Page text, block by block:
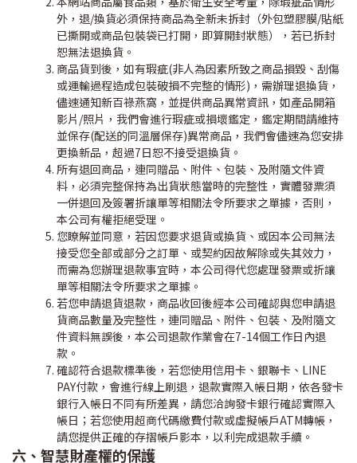
外，退/換貨必須保持商品為全新未拆封（外包塑膠膜/貼紙
已撕開或商品包裝袋已打開，即算開封狀態），若已拆封
恕無法退換貨。
商品貨到後，如有瑕疵(非人為因素所致之商品損毀、刮傷
或運輸過程造成包裝破損不完整的情形) ，需辦理退換貨，
儘速通知新百祿燕窩，並提供商品異常資訊，如產品開箱
影片 /照片，我們會進行瑕疵或損壞鑑定，鑑定期間請維持
並保存(配送的同溫層保存)異常商品，我們會儘速為您安排
更換新品，超過7日恕不接受退換貨。
所有退回商品，連同贈品、附件、包裝、及附隨文件資
料，必須完整保持為出貨狀態當時的完整性，實體發票須
一併退回及簽署折讓單等相關法令所要求之單據，否則，
本公司有權拒絕受理。
您瞭解並同意，若因您要求退貨或換貨、或因本公司無法
接受您全部或部分之訂單、或契約因故解除或失其效力，
而需為您辦理退款事宜時，本公司得代您處理發票或折讓
單等相關法令所要求之單據。
若您申請退貨退款，商品收回後經本公司確認與您申請退
貨商品數量及完整性，連同贈品、附件、包裝、及附隨文
件資料無誤後，本公司退款作業會在7-14個工作日內退
款。
確認符合退款標準後，若您使用信用卡、銀聯卡、 LINE
PAY付款，會進行線上刷退，退款實際入帳日期，依各發卡
銀行入帳日不同有所差異，請您洽詢發卡銀行確認實際入
帳日；若您使用超商代碼繳費付款或虛擬帳戶ATM轉帳，
請您提供正確的存摺帳戶影本，以利完成退款手續。
六、智慧財產權的保護